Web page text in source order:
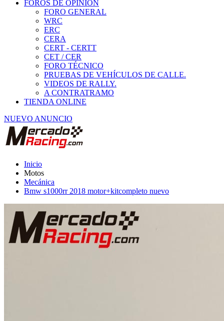
WRC
ERC
CERA
CERT - CERTT
CET / CER
FORO TÉCNICO
PRUEBAS DE VEHÍCULOS DE CALLE.
VIDEOS DE RALLY.
A CONTRATRAMO
TIENDA ONLINE
NUEVO ANUNCIO
Motos
Mecánica
Bmw s1000rr 2018 motor+kitcompleto nuevo